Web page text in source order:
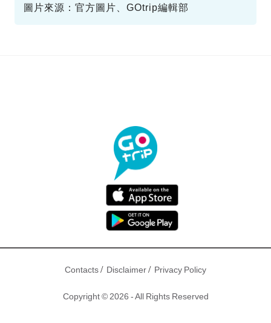
圖片來源：官方圖片、GOtrip編輯部
Contacts/ Disclaimer/ Privacy Policy
Copyright © 2026 - All Rights Reserved